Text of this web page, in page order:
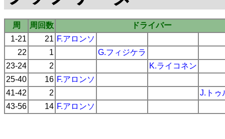
周 周回数
ドライバー
1-21
21 F.アロンソ
22
1
G.フィジケラ
23-24
2
K.ライコネン
25-40
16 F.アロンソ
41-42
2
J.トゥ
43-56
14 F.アロンソ